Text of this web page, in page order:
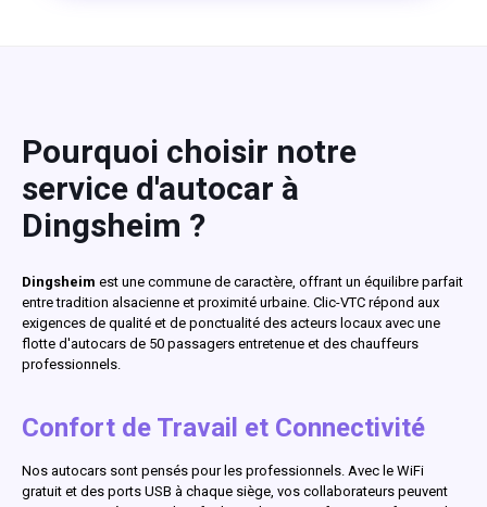
Pourquoi choisir notre
service d'autocar à
Dingsheim ?
Dingsheim est une commune de caractère, offrant un équilibre parfait
entre tradition alsacienne et proximité urbaine. Clic-VTC répond aux
exigences de qualité et de ponctualité des acteurs locaux avec une
flotte d'autocars de 50 passagers entretenue et des chauffeurs
professionnels.
Confort de Travail et Connectivité
Nos autocars sont pensés pour les professionnels. Avec le WiFi
gratuit et des ports USB à chaque siège, vos collaborateurs peuvent